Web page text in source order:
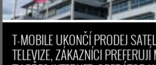
T-MOBILE UKONČÍ PRODEJ
TELEVIZE, ZÁKAZNÍCI PREFERUJÍ